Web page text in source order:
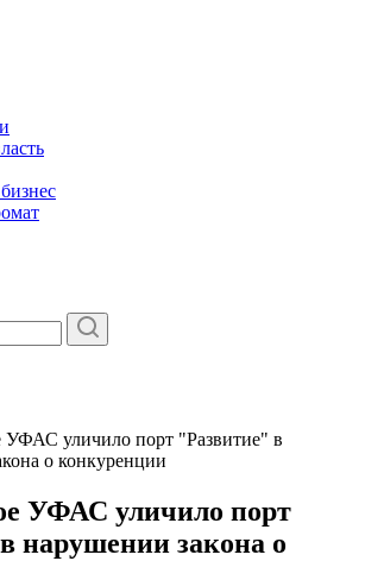
УФАС уличило порт "Развитие" в
о конкуренции
УФАС уличило порт
нарушении закона о